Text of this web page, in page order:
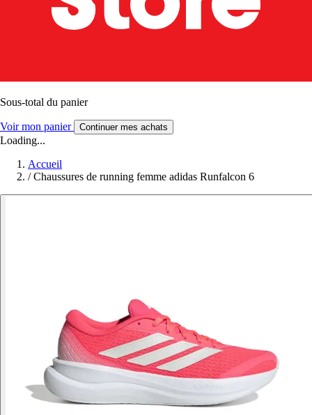
Sous-total du panier
Voir mon panier Continuer mes achats
Loading...
Accueil
/ Chaussures de running femme adidas Runfalcon 6